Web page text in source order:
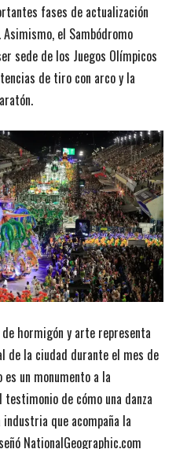
fases de actualización
el Sambódromo
sede de los Juegos Olímpicos
de tiro con arco y la
hormigón y arte representa
de la ciudad durante el mes de
un monumento a la
de cómo una danza
que acompaña la
NationalGeographic.com